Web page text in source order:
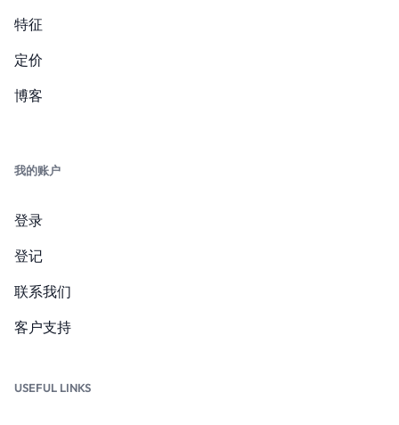
特征
定价
博客
我的账户
登录
登记
联系我们
客户支持
USEFUL LINKS